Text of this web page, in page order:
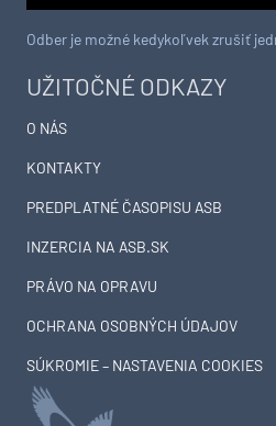
UŽITOČNÉ ODKAZY
O NÁS
KONTAKTY
PREDPLATNÉ ČASOPISU ASB
INZERCIA NA ASB.SK
PRÁVO NA OPRAVU
OCHRANA OSOBNÝCH ÚDAJOV
SÚKROMIE – NASTAVENIA COOKIES
Odber je možné kedykoľvek zrušiť